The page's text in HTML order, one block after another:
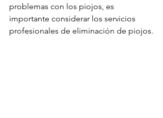
problemas con los piojos, es
importante considerar los servicios
profesionales de eliminación de piojos.